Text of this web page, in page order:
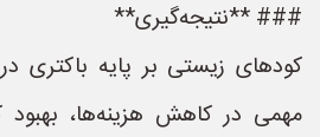
### **نتیجه‌گیری**
کودهای زیستی بر پایه باکتری
مهمی در کاهش هزینه‌ها،